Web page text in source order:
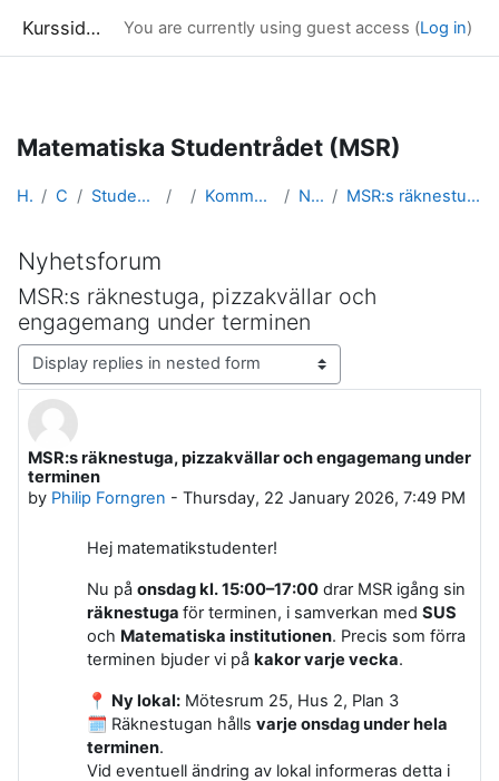
Kurssidor You are currently using guest access (Log in)
Matematiska Studentrådet (MSR)
Home Courses Studentinflytande och karriär MSR Kommunikation / Nyhetsforum Nyhetsforum MSR:s räknestuga, pizzakvällar och engagemang unde...
Nyhetsforum
MSR:s räknestuga, pizzakvällar och
engagemang under terminen
Display mode
MSR:s räknestuga, pizzakvällar och engagemang under
terminen
by Philip Forngren - Thursday, 22 January 2026, 7:49 PM
Number of replies: 0
Hej matematikstudenter!
Nu på onsdag kl. 15:00–17:00 drar MSR igång sin
räknestuga för terminen, i samverkan med SUS
och Matematiska institutionen. Precis som förra
terminen bjuder vi på kakor varje vecka.
📍 Ny lokal: Mötesrum 25, Hus 2, Plan 3
🗓️ Räknestugan hålls varje onsdag under hela
terminen.
Vid eventuell ändring av lokal informeras detta i